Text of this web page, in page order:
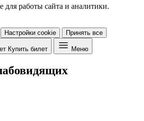
работы сайта и аналитики.
Настройки cookie Принять все
Купить билет Меню